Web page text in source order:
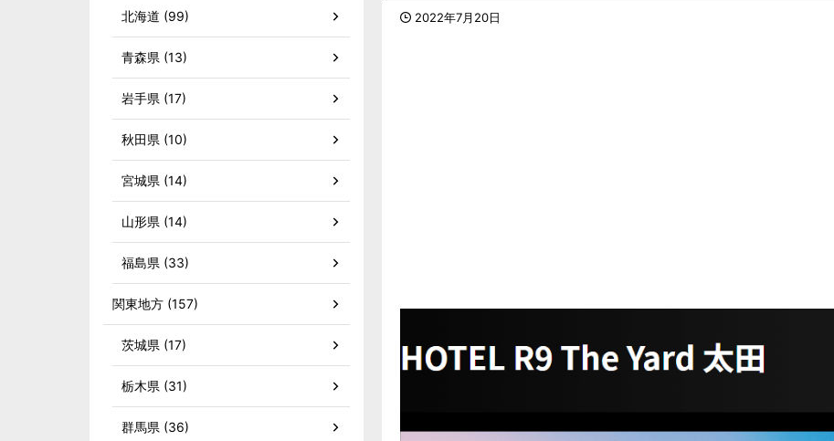
2022年7月20日
北海道 (99)
青森県 (13)
岩手県 (17)
秋田県 (10)
宮城県 (14)
山形県 (14)
福島県 (33)
関東地方 (157)
茨城県 (17)
栃木県 (31)
群馬県 (36)